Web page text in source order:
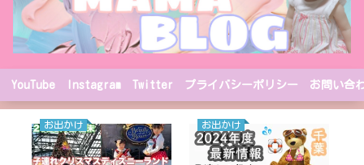
YouTube Instagram Twitter プライバシーポリシー お問い合
お出かけ お出かけ